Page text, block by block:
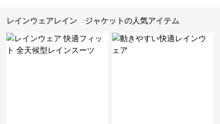
レインウェアレイン ジャケットの人気アイテム